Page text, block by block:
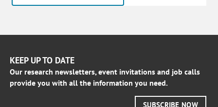
KEEP UP TO DATE
Our research newsletters, event invitations and job calls
provide you with all the information you need.
SUBSCRIBE NOW